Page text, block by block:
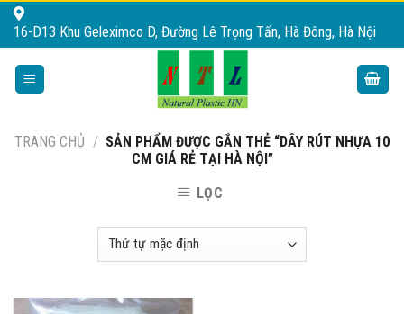
Skip
16-D13 Khu Geleximco D, Đường Lê Trọng Tấn, Hà Đông, Hà Nội
TRANG CHỦ / SẢN PHẨM ĐƯỢC GẮN THẺ “DÂY RÚT NHỰA 10
CM GIÁ RẺ TẠI HÀ NỘI”
LỌC